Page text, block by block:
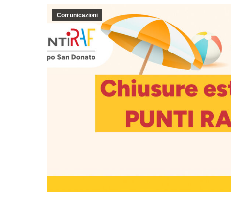
Comunicazioni